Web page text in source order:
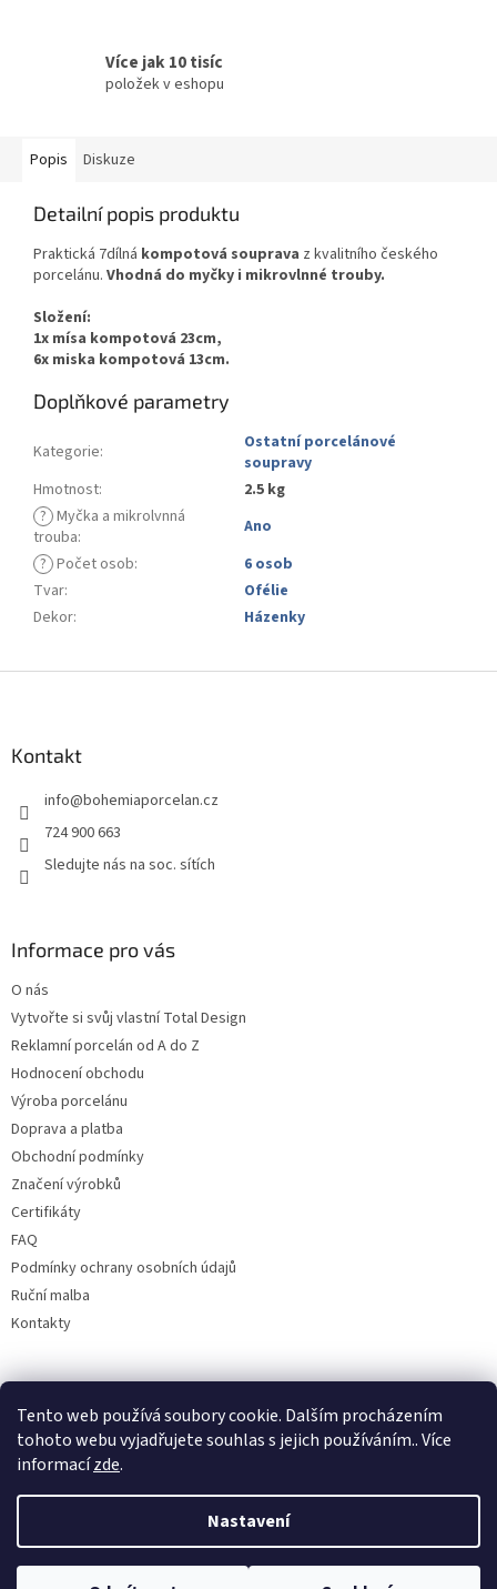
Tento web používá soubory cookie. Dalším procházením
tohoto webu vyjadřujete souhlas s jejich používáním.. Více
informacízde.
Nastavení
Více jak 10 tisíc
položek v eshopu
Popis Diskuze
Detailní popis produktu
Praktická 7dílná kompotová souprava z kvalitního českého
porcelánu. Vhodná do myčky i mikrovlnné trouby.
Složení:
1x mísa kompotová 23cm,
6x miska kompotová 13cm.
Doplňkové parametry
Kategorie:
Ostatní porcelánové
soupravy
Hmotnost:
2.5 kg
? Myčka a mikrolvnná
trouba:
Ano
? Počet osob:
6 osob
Tvar:
Ofélie
Dekor: Házenky
Kontakt
info@bohemiaporcelan.cz
724 900 663
Sledujte nás na soc. sítích
Informace pro vás
O nás
Vytvořte si svůj vlastní Total Design
Reklamní porcelán od A do Z
Hodnocení obchodu
Výroba porcelánu
Doprava a platba
Obchodní podmínky
Značení výrobků
Certifikáty
FAQ
Podmínky ochrany osobních údajů
Ruční malba
Kontakty
Facebook